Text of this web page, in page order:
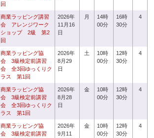
回
商業ラッピング講習
会 アレンジワーク
ショップ 2級 第2
回
2026年
11月16
日
月
14時
00分
16時
30分
4
商業ラッピング協
会 3級検定前講習
会 全3回ゆっくりク
ラス 第1回
2026年
8月29
日
土
10時
00分
12時
30分
4
商業ラッピング協
会 3級検定前講習
会 全3回ゆっくりク
ラス 第1回
2026年
8月28
日
金
10時
00分
12時
30分
4
商業ラッピング協
会 3級検定前講習
2026年
9月11
金
10時
00分
12時
30分
4